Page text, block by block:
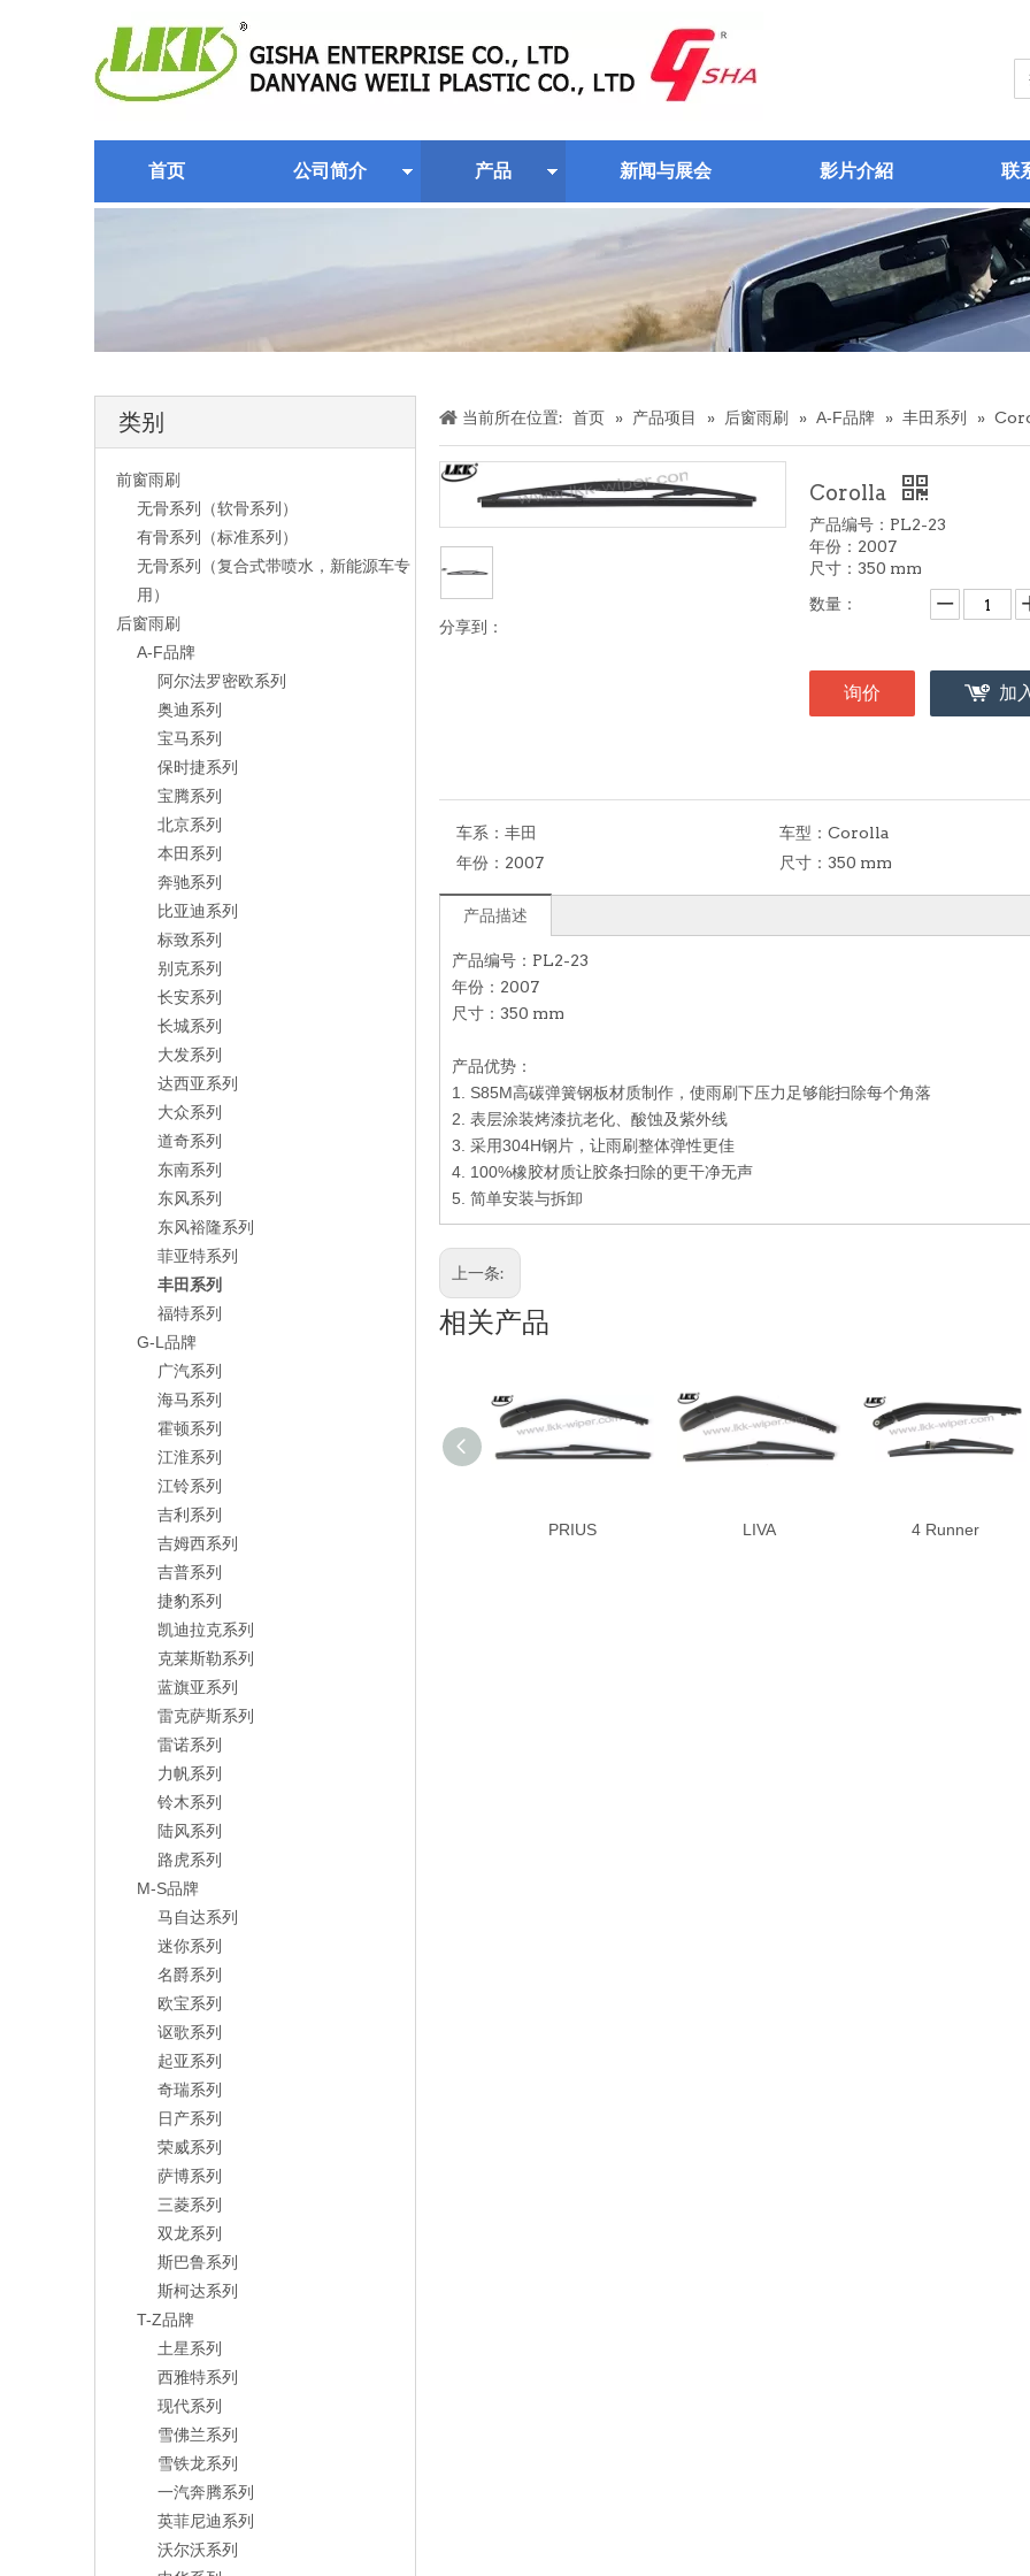
首页 公司简介 产品 新闻与展会 影片介紹 联
类别
前窗雨刷
无骨系列（软骨系列）
有骨系列（标准系列）
无骨系列（复合式带喷水，新能源车专
用）
后窗雨刷
A-F品牌
阿尔法罗密欧系列
奥迪系列
宝马系列
保时捷系列
宝腾系列
北京系列
本田系列
奔驰系列
比亚迪系列
标致系列
别克系列
长安系列
长城系列
大发系列
达西亚系列
大众系列
道奇系列
东南系列
东风系列
东风裕隆系列
菲亚特系列
丰田系列
福特系列
G-L品牌
广汽系列
海马系列
霍顿系列
江淮系列
江铃系列
吉利系列
吉姆西系列
吉普系列
捷豹系列
凯迪拉克系列
克莱斯勒系列
蓝旗亚系列
雷克萨斯系列
雷诺系列
力帆系列
铃木系列
陆风系列
路虎系列
M-S品牌
马自达系列
迷你系列
名爵系列
欧宝系列
讴歌系列
起亚系列
奇瑞系列
日产系列
荣威系列
萨博系列
三菱系列
双龙系列
斯巴鲁系列
斯柯达系列
T-Z品牌
土星系列
西雅特系列
现代系列
雪佛兰系列
雪铁龙系列
一汽奔腾系列
英菲尼迪系列
沃尔沃系列
当前所在位置: 首页 » 产品项目 » 后窗雨刷 » A-F品牌 » 丰田系列 »
分享到：
Corolla
产品编号：PL2-23
年份：2007
尺寸：350 mm
数量：
询价 加
车系： 丰田 车型： Corolla
年份： 2007 尺寸： 350 mm
产品描述
产品编号：PL2-23
年份：2007
尺寸：350 mm
产品优势：
1. S85M高碳弹簧钢板材质制作，使雨刷下压力足够能扫除每个角落
2. 表层涂装烤漆抗老化、酸蚀及紫外线
3. 采用304H钢片，让雨刷整体弹性更佳
4. 100%橡胶材质让胶条扫除的更干净无声
5. 简单安装与拆卸
上一条:
相关产品
PRIUS LIVA 4 Runner